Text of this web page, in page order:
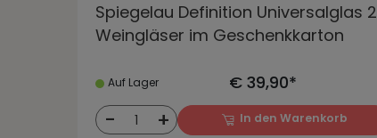
Spiegelau Definition Universalglas 2
Weingläser im Geschenkkarton
Auf Lager € 39,90*
- 1 + In den Warenkorb